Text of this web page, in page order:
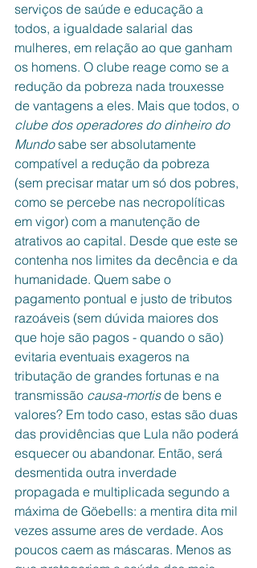
serviços de saúde e educação a
todos, a igualdade salarial das
mulheres, em relação ao que ganham
os homens. O clube reage como se a
redução da pobreza nada trouxesse
de vantagens a eles. Mais que todos, o
clube dos operadores do dinheiro do
Mundo sabe ser absolutamente
compatível a redução da pobreza
(sem precisar matar um só dos pobres,
como se percebe nas necropolíticas
em vigor) com a manutenção de
atrativos ao capital. Desde que este se
contenha nos limites da decência e da
humanidade. Quem sabe o
pagamento pontual e justo de tributos
razoáveis (sem dúvida maiores dos
que hoje são pagos - quando o são)
evitaria eventuais exageros na
tributação de grandes fortunas e na
transmissão causa-mortis de bens e
valores? Em todo caso, estas são duas
das providências que Lula não poderá
esquecer ou abandonar. Então, será
desmentida outra inverdade
propagada e multiplicada segundo a
máxima de Göebells: a mentira dita mil
vezes assume ares de verdade. Aos
poucos caem as máscaras. Menos as